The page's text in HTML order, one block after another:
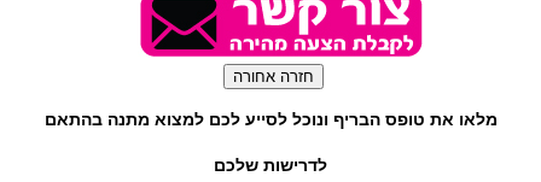
מלאו את טופס הבריף ונוכל לסייע לכם למצוא מתנה בהתאם
לדרישות שלכם